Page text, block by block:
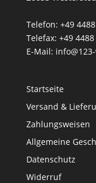
Telefon: +49
Telefax: +49
E-Mail:
Startseite
Versand &
Zahlungsweisen
Allgemeine
Datenschutz
Widerruf